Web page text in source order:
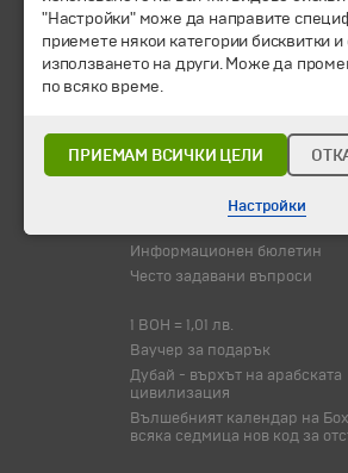
Празници
Оферта на деня
Хотелски резервации
Корпоративно обслужване
Информационен бюлетин
Често задавани въпроси
1 BOH = 1,01 лв.
Ваучер за подарък
Дубай - върхът на арабската
цивилизация
Вълшебният календар на
всяка седмица нов код за
"Настройки" може да направите
приемете някои категории бисквитки
използването на други. Може да
по всяко време.
ПРИЕМАМ ВСИЧКИ ЦЕЛИ
Настройки